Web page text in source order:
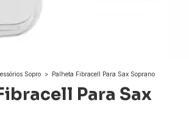
Sopro > Palheta Fibracell Para Sax Soprano
Para Sax